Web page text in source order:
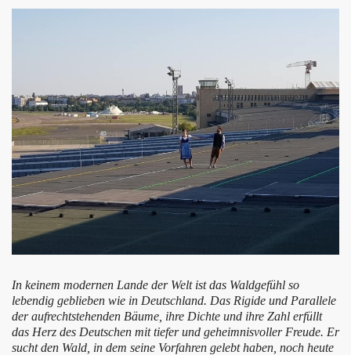
In keinem modernen Lande der Welt ist das Waldgefühl so
lebendig geblieben wie in Deutschland. Das Rigide und Parallele
der aufrechtstehenden Bäume, ihre Dichte und ihre Zahl erfüllt
das Herz des Deutschen mit tiefer und geheimnisvoller Freude. Er
sucht den Wald, in dem seine Vorfahren gelebt haben, noch heute